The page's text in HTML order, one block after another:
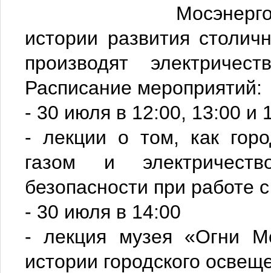
истории развития
производят
Расписание мероприятий:
- 30 июля в 12:00, 13:00 и
- лекции о том, как
газом и
безопасности при работе
- 30 июля в 14:00
- лекция музея «Огни
истории городского